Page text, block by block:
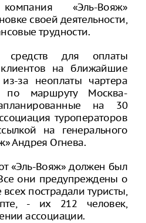
компания «Эль-Вояж»
своей деятельности,
трудности.
для оплаты
на ближайшие
за неоплаты чартера
по маршруту Москва-
на 30
туроператоров
на генерального
Андрея Огнева.
«Эль-Вояж» должен был
Все они предупреждены о
пострадали туристы,
- их 212 человек,
ассоциации.